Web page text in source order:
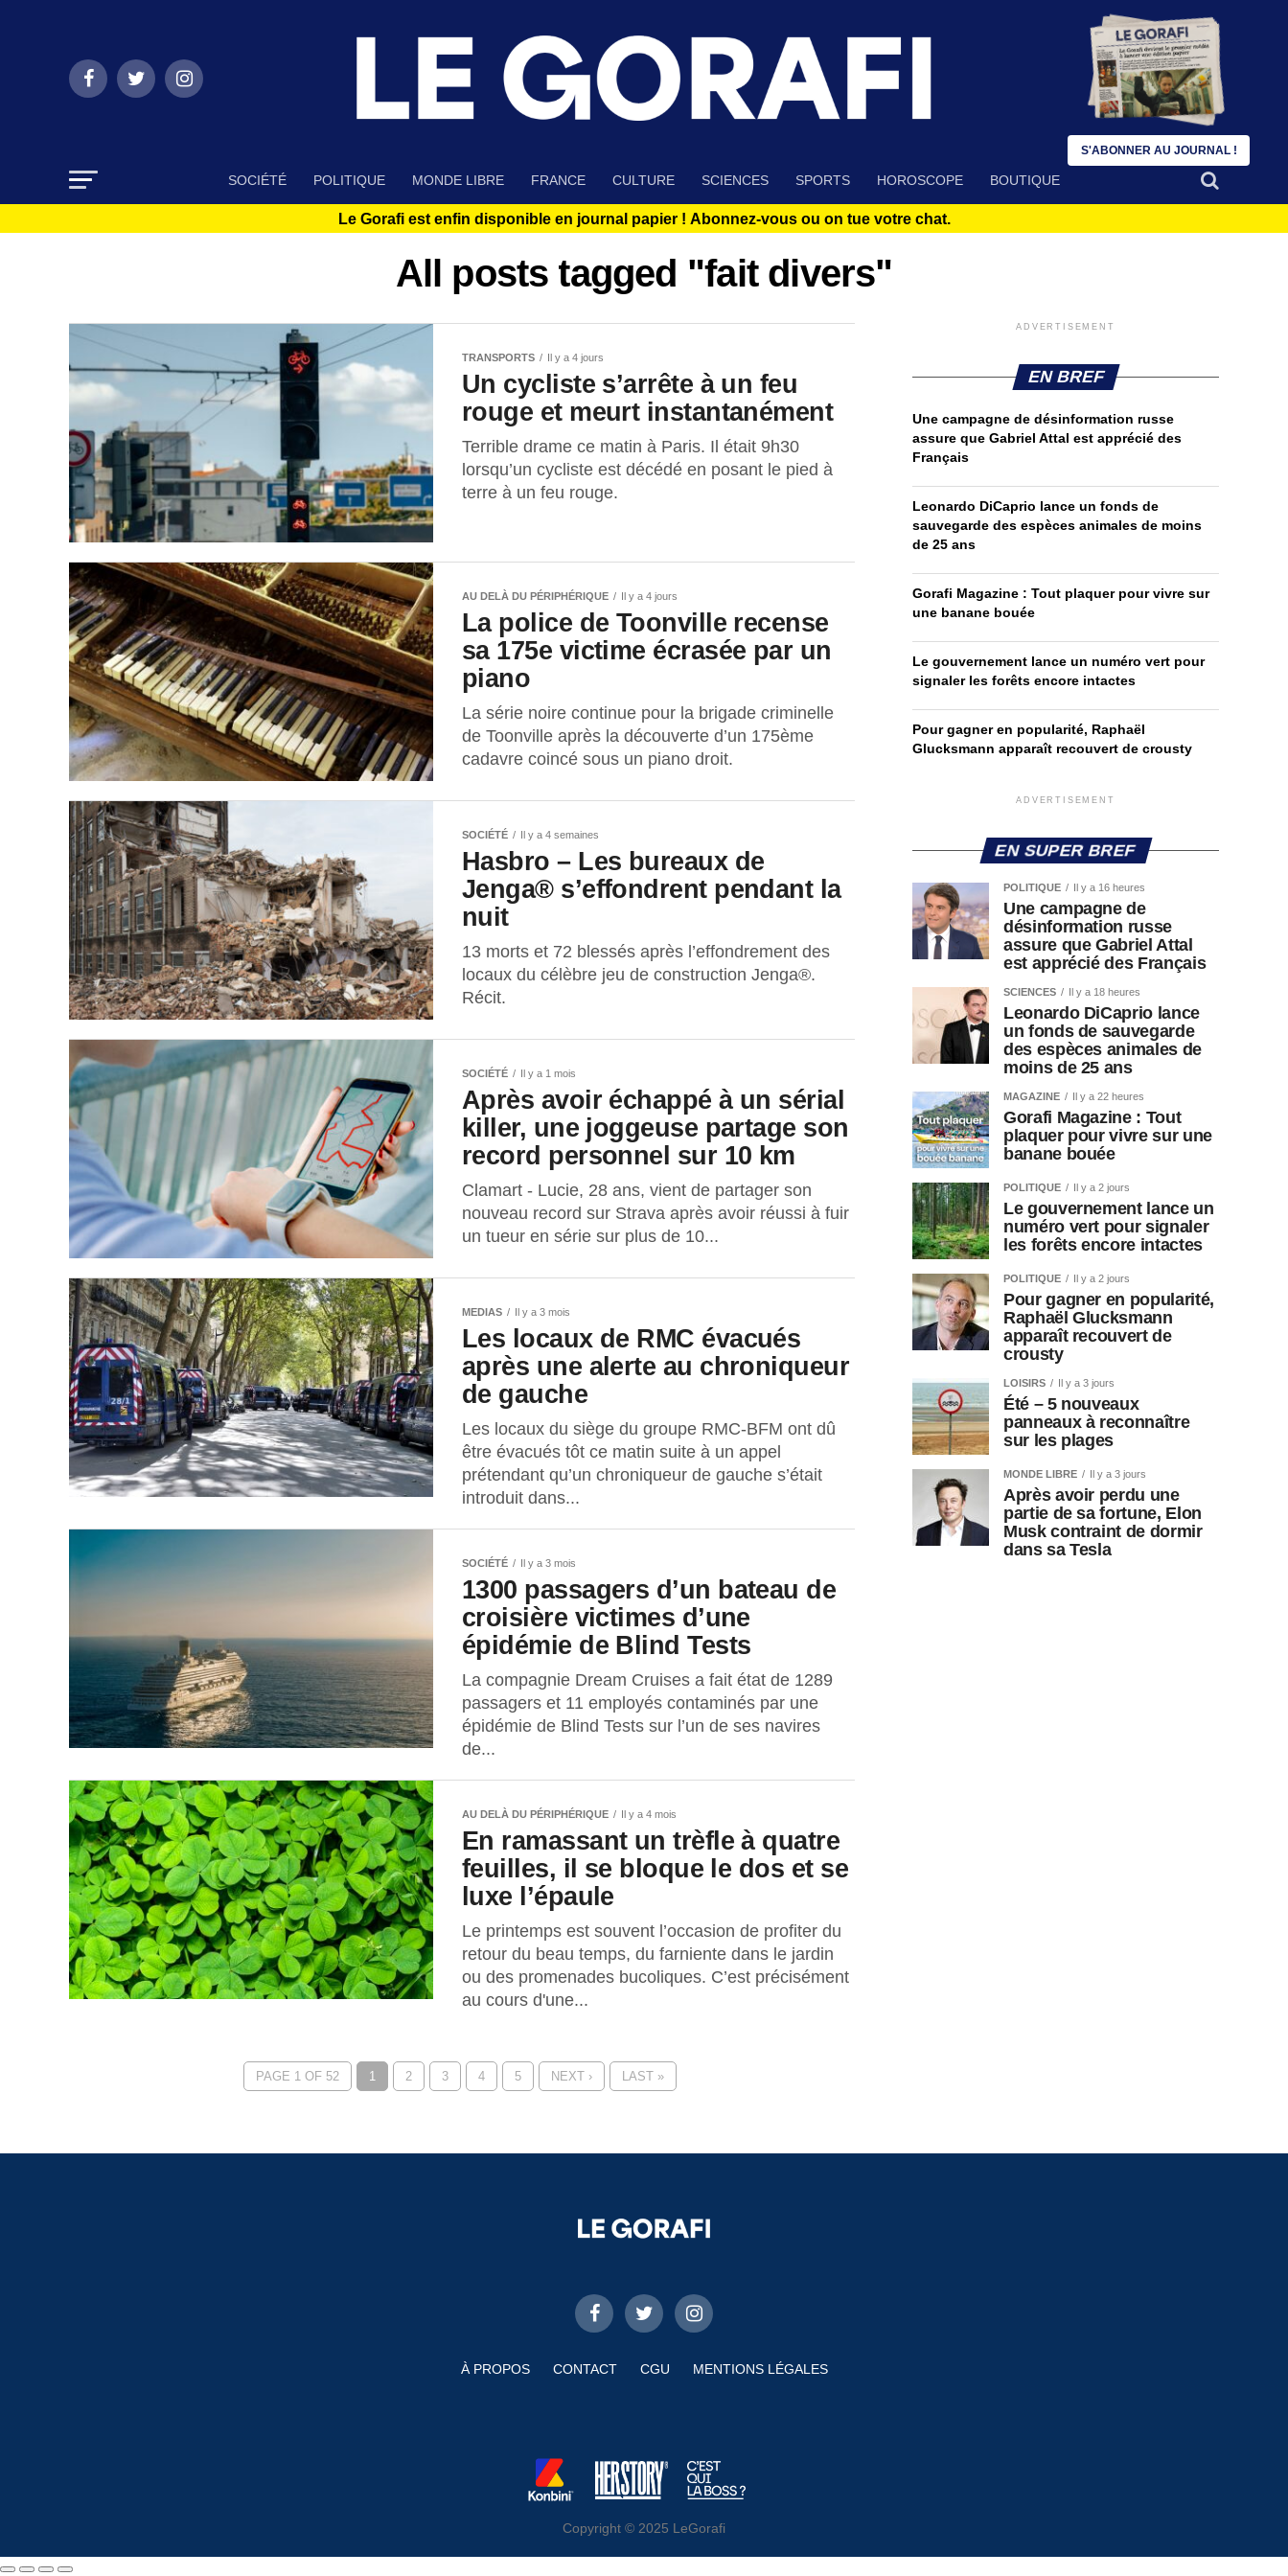
SOCIÉTÉ POLITIQUE MONDE LIBRE FRANCE CULTURE SCIENCES SPORTS HOROSCOPE BOUTIQUE
Le Gorafi est enfin disponible en journal papier ! Abonnez-vous ou on tue votre chat.
All posts tagged "fait divers"
TRANSPORTS Il y a 4 jours
Un cycliste s’arrête à un feu
rouge et meurt instantanément
Terrible drame ce matin à Paris. Il était 9h30
lorsqu’un cycliste est décédé en posant le pied à
terre à un feu rouge.
AU DELÀ DU PÉRIPHÉRIQUE Il y a 4 jours
La police de Toonville recense
sa 175e victime écrasée par un
piano
La série noire continue pour la brigade criminelle
de Toonville après la découverte d’un 175ème
cadavre coincé sous un piano droit.
SOCIÉTÉ Il y a 4 semaines
Hasbro – Les bureaux de
Jenga® s’effondrent pendant la
nuit
13 morts et 72 blessés après l’effondrement des
locaux du célèbre jeu de construction Jenga®.
Récit.
SOCIÉTÉ Il y a 1 mois
Après avoir échappé à un sérial
killer, une joggeuse partage son
record personnel sur 10 km
Clamart - Lucie, 28 ans, vient de partager son
nouveau record sur Strava après avoir réussi à fuir
un tueur en série sur plus de 10...
MEDIAS Il y a 3 mois
Les locaux de RMC évacués
après une alerte au chroniqueur
de gauche
Les locaux du siège du groupe RMC-BFM ont dû
être évacués tôt ce matin suite à un appel
prétendant qu’un chroniqueur de gauche s’était
introduit dans...
SOCIÉTÉ Il y a 3 mois
1300 passagers d’un bateau de
croisière victimes d’une
épidémie de Blind Tests
La compagnie Dream Cruises a fait état de 1289
passagers et 11 employés contaminés par une
épidémie de Blind Tests sur l’un de ses navires
de...
AU DELÀ DU PÉRIPHÉRIQUE Il y a 4 mois
En ramassant un trèfle à quatre
feuilles, il se bloque le dos et se
luxe l’épaule
Le printemps est souvent l’occasion de profiter du
retour du beau temps, du farniente dans le jardin
ou des promenades bucoliques. C’est précisément
au cours d'une...
PAGE 1 OF 52 1 2 3 4 5 NEXT › LAST »
ADVERTISEMENT
EN BREF
Une campagne de désinformation russe
assure que Gabriel Attal est apprécié des
Français
Leonardo DiCaprio lance un fonds de
sauvegarde des espèces animales de moins
de 25 ans
Gorafi Magazine : Tout plaquer pour vivre sur
une banane bouée
Le gouvernement lance un numéro vert pour
signaler les forêts encore intactes
Pour gagner en popularité, Raphaël
Glucksmann apparaît recouvert de crousty
ADVERTISEMENT
EN SUPER BREF
POLITIQUE Il y a 16 heures
Une campagne de
désinformation russe
assure que Gabriel Attal
est apprécié des Français
SCIENCES Il y a 18 heures
Leonardo DiCaprio lance
un fonds de sauvegarde
des espèces animales de
moins de 25 ans
MAGAZINE Il y a 22 heures
Gorafi Magazine : Tout
plaquer pour vivre sur une
banane bouée
POLITIQUE Il y a 2 jours
Le gouvernement lance un
numéro vert pour signaler
les forêts encore intactes
POLITIQUE Il y a 2 jours
Pour gagner en popularité,
Raphaël Glucksmann
apparaît recouvert de
crousty
LOISIRS Il y a 3 jours
Été – 5 nouveaux
panneaux à reconnaître
sur les plages
MONDE LIBRE Il y a 3 jours
Après avoir perdu une
partie de sa fortune, Elon
Musk contraint de dormir
dans sa Tesla
À PROPOS CONTACT CGU MENTIONS LÉGALES
Copyright © 2025 LeGorafi
S'ABONNER AU JOURNAL !